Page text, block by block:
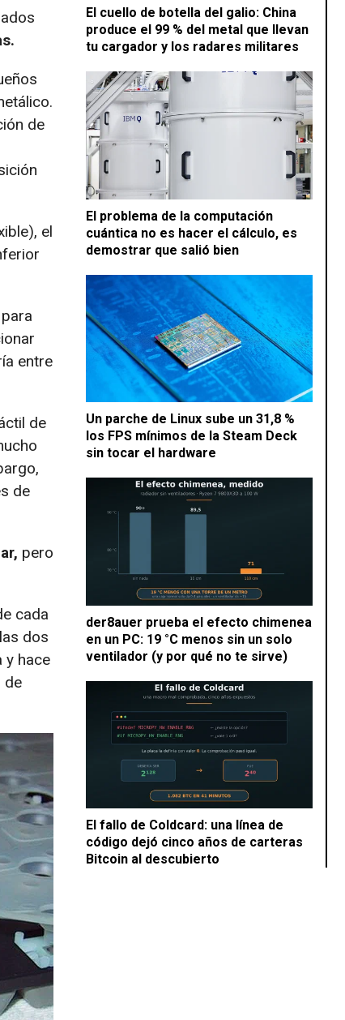
El cuello de botella del galio: China
produce el 99 % del metal que llevan
tu cargador y los radares militares
El problema de la computación
cuántica no es hacer el cálculo, es
demostrar que salió bien
Un parche de Linux sube un 31,8 %
los FPS mínimos de la Steam Deck
sin tocar el hardware
der8auer prueba el efecto chimenea
en un PC: 19 °C menos sin un solo
ventilador (y por qué no te sirve)
El fallo de Coldcard: una línea de
código dejó cinco años de carteras
Bitcoin al descubierto
de
el
para
entre
de
de
pero
cada
dos
y hace
de